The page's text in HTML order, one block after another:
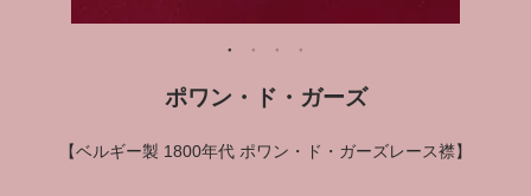
ポワン・ド・ガーズ
【ベルギー製 1800年代 ポワン・ド・ガーズレース襟】